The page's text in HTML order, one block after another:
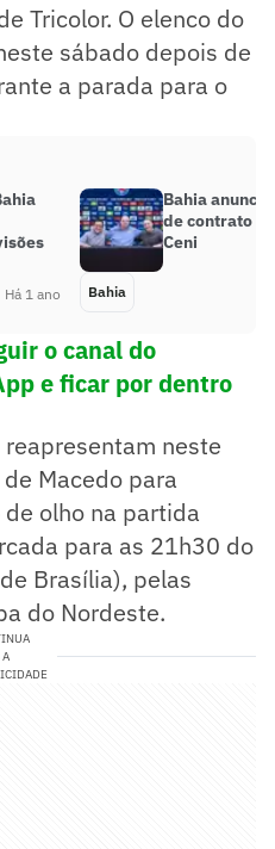
Tricolor. O elenco do
sábado depois de
a parada para o
Há 1 ano
Bahia
de contrato
Ceni
Bahia
o canal do
e ficar por dentro
neste
Macedo para
olho na partida
para as 21h30 do
Brasília), pelas
do Nordeste.